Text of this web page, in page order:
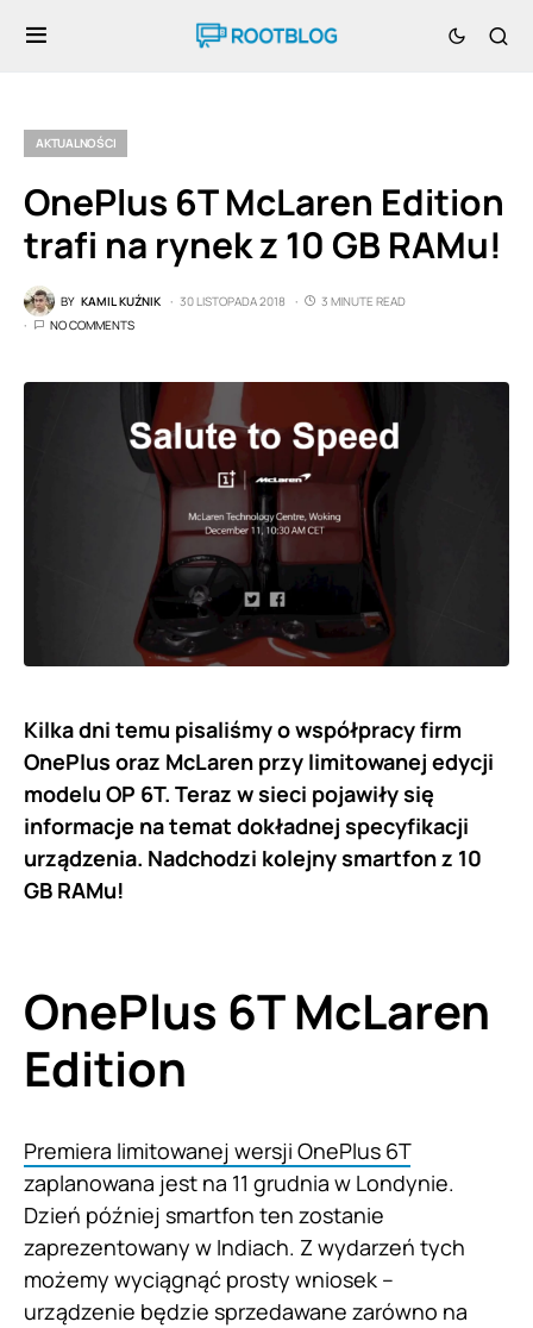
AKTUALNOŚCI
OnePlus 6T McLaren Edition
trafi na rynek z 10 GB RAMu!
BY KAMIL KUŹNIK 30 LISTOPADA 2018
3 MINUTE READ
NO COMMENTS
Kilka dni temu pisaliśmy o współpracy firm
OnePlus oraz McLaren przy limitowanej edycji
modelu OP 6T. Teraz w sieci pojawiły się
informacje na temat dokładnej specyfikacji
urządzenia. Nadchodzi kolejny smartfon z 10
GB RAMu!
OnePlus 6T McLaren
Edition
Premiera limitowanej wersji OnePlus 6T
zaplanowana jest na 11 grudnia w Londynie.
Dzień później smartfon ten zostanie
zaprezentowany w Indiach. Z wydarzeń tych
możemy wyciągnąć prosty wniosek –
urządzenie będzie sprzedawane zarówno na